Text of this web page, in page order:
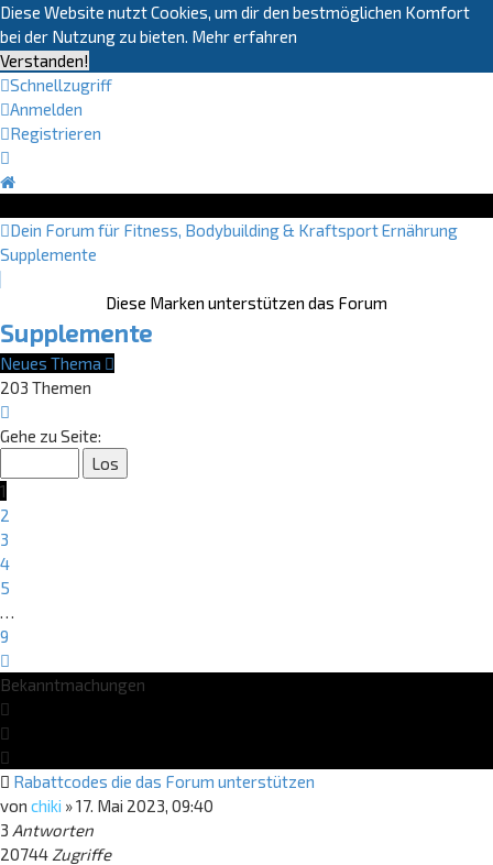
Diese Website nutzt Cookies, um dir den bestmöglichen Komfort
bei der Nutzung zu bieten. Mehr erfahren
Verstanden!
Schnellzugriff
Anmelden
Registrieren
Dein Forum für Fitness, Bodybuilding & KraftsportErnährung
Supplemente
Diese Marken unterstützen das Forum
Supplemente
Neues Thema
203 Themen
1
9
Gehe zu Seite:
1
2
3
4
5
…
9
Bekanntmachungen
Rabattcodes die das Forum unterstützen
von chiki »17. Mai 2023, 09:40
3 Antworten
20744 Zugriffe